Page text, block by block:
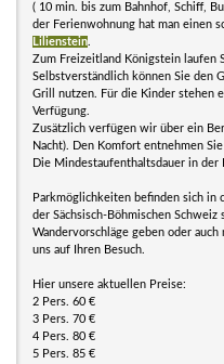
( 10 min. bis zum Bahnhof, Schiff,
der Ferienwohnung hat man einen
Lilienstein
Zum Freizeitland Königstein laufen
Selbstverständlich können Sie den
Grill nutzen. Für die Kinder stehen
Verfügung.
Zusätzlich verfügen wir über ein
Nacht). Den Komfort entnehmen
Die Mindestaufenthaltsdauer in der
Parkmöglichkeiten befinden sich in
der Sächsisch-Böhmischen
Wandervorschläge geben oder
uns auf Ihren Besuch.
Hier unsere aktuellen Preise:
2 Pers. 60 €
3 Pers. 70 €
4 Pers. 80 €
5 Pers. 85 €